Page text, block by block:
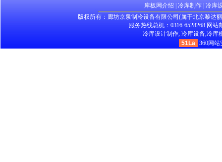
库板网介绍 冷库制作| 冷库
版权所有：廊坊京泉制冷设备有限公司(属于北京黎达
服务热线总机：0316-6528268 网站
冷库设计制作, 冷库设备,冷库
51La
360网站